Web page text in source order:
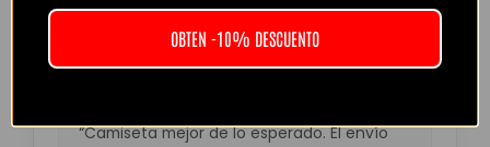
4.8 / 5basado en1.240
opiniones
“Camiseta mejor de lo esperado. El envío
OBTEN -10% DESCUENTO